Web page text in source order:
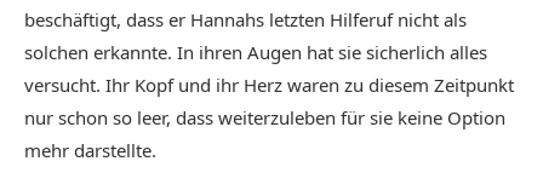
beschäftigt, dass er Hannahs letzten Hilferuf nicht als
solchen erkannte. In ihren Augen hat sie sicherlich alles
versucht. Ihr Kopf und ihr Herz waren zu diesem Zeitpunkt
nur schon so leer, dass weiterzuleben für sie keine Option
mehr darstellte.